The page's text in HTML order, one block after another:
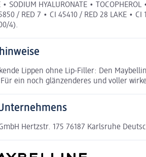
• SODIUM HYALURONATE •
/ RED 7 • CI 45410 / RED 28 LAKE •
4).
Lippen ohne Lip-Filler: Den
ein noch glänzenderes und voller
Hertzstr. 175 76187 Karlsruhe